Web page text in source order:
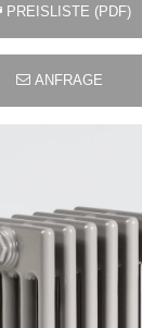
PREISLISTE (PDF)
ANFRAGE